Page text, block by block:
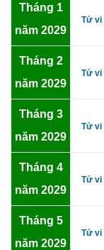
Tháng 1
năm 2029
Tử vi
Tháng 2
năm 2029
Tử vi
Tháng 3
năm 2029
Tử vi
Tháng 4
năm 2029
Tử vi
Tháng 5
năm 2029
Tử vi